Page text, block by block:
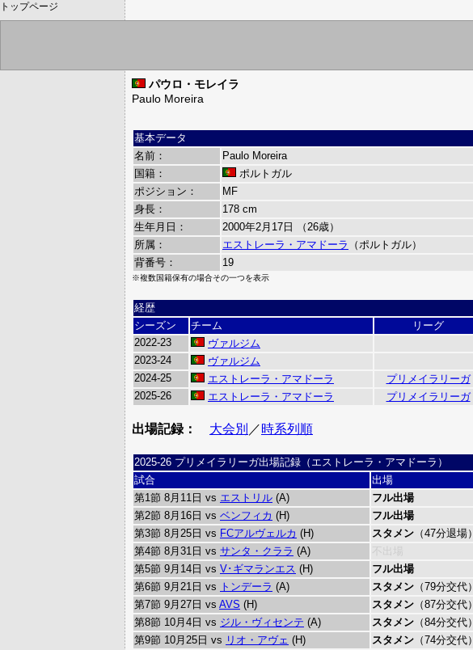
トップページ
パウロ・モレイラ
Paulo Moreira
基本データ
名前：
Paulo Moreira
国籍：
ポルトガル
ポジション：
MF
身長：
178 cm
生年月日：
2000年2月17日 （26歳）
所属：
エストレーラ・アマドーラ
（ポルトガル）
背番号：
19
※複数国籍保有の場合その一つを表示
経歴
シーズン
チーム リーグ
2022-23
ヴァルジム
2023-24
ヴァルジム
2024-25
エストレーラ・アマドーラ プリメイラリーガ
2025-26
エストレーラ・アマドーラ プリメイラリーガ
出場記録： 大会別 ／時系列順
2025-26 プリメイラリーガ出場記録（エストレーラ・アマドーラ）
試合
出場
第1節 8月11日 vs エストリル (A) フル出場
第2節 8月16日 vs ベンフィカ (H) フル出場
第3節 8月25日 vs FCアルヴェルカ (H) スタメン （47分退場）
第4節 8月31日 vs サンタ・クララ (A) 不出場
第5節 9月14日 vs V･ギマランエス (H) フル出場
第6節 9月21日 vs トンデーラ (A) スタメン （79分交代）
第7節 9月27日 vs AVS (H) スタメン （87分交代）
第8節 10月4日 vs ジル・ヴィセンテ (A) スタメン （84分交代）
第9節 10月25日 vs リオ・アヴェ (H) スタメン （74分交代）